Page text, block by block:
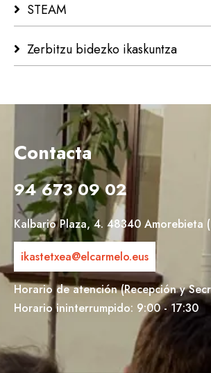
STEAM
Zerbitzu bidezko ikaskuntza
Contacta
94 673 09 02
Kalbario Plaza, 4. 48340 Amorebieta
ikastetxea@elcarmelo.eus
Horario de atención (Recepción y
Horario ininterrumpido: 9:00 - 17:30